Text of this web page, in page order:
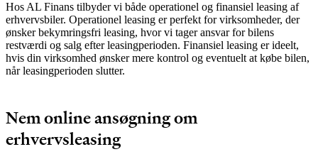
Hos AL Finans tilbyder vi både operationel og finansiel leasing af
erhvervsbiler. Operationel leasing er perfekt for virksomheder, der
ønsker bekymringsfri leasing, hvor vi tager ansvar for bilens
restværdi og salg efter leasingperioden. Finansiel leasing er ideelt,
hvis din virksomhed ønsker mere kontrol og eventuelt at købe bilen,
når leasingperioden slutter.
Nem online ansøgning om
erhvervsleasing